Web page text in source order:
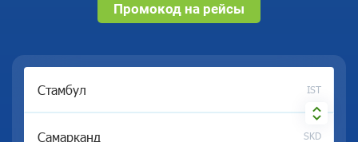
Промокод на рейсы
IST
SKD